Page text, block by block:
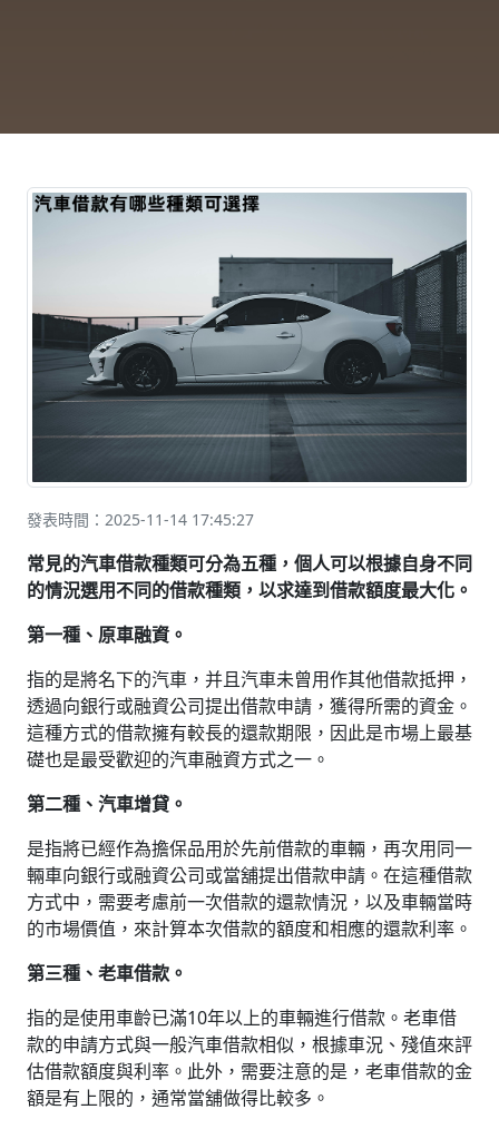
發表時間：2025-11-14 17:45:27
常見的汽車借款種類可分為五種，個人可以根據自身不同
的情況選用不同的借款種類，以求達到借款額度最大化。
第一種、原車融資。
指的是將名下的汽車，并且汽車未曾用作其他借款抵押，
透過向銀行或融資公司提出借款申請，獲得所需的資金。
這種方式的借款擁有較長的還款期限，因此是市場上最基
礎也是最受歡迎的汽車融資方式之一。
第二種、汽車增貸。
是指將已經作為擔保品用於先前借款的車輛，再次用同一
輛車向銀行或融資公司或當舖提出借款申請。在這種借款
方式中，需要考慮前一次借款的還款情況，以及車輛當時
的市場價值，來計算本次借款的額度和相應的還款利率。
第三種、老車借款。
指的是使用車齡已滿10年以上的車輛進行借款。老車借
款的申請方式與一般汽車借款相似，根據車況、殘值來評
估借款額度與利率。此外，需要注意的是，老車借款的金
額是有上限的，通常當舖做得比較多。